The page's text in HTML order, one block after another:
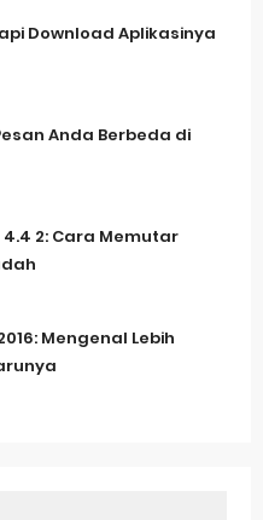
Download Aplikasinya
Anda Berbeda di
2: Cara Memutar
Mengenal Lebih